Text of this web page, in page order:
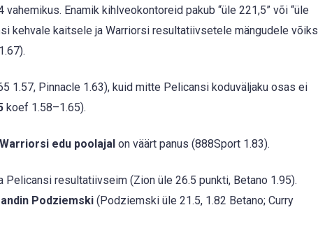
Enamik kihlveokontoreid pakub “üle 221,5” või “üle
kehvale kaitsele ja Warriorsi resultatiivsetele mängudele võiks
1.57, Pinnacle 1.63), kuid mitte Pelicansi koduväljaku osas ei
koef 1.58–1.65).
Warriorsi edu poolajal on väärt panus (888Sport 1.83).
Pelicansi resultatiivseim (Zion üle 26.5 punkti, Betano 1.95).
Podziemski (Podziemski üle 21.5, 1.82 Betano; Curry